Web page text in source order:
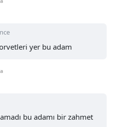
yer bu adam
bu adamı bir zahmet